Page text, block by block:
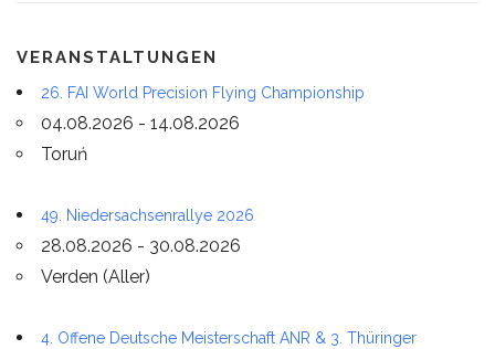
VERANSTALTUNGEN
26. FAI World Precision Flying Championship
04.08.2026 - 14.08.2026
Toruń
49. Niedersachsenrallye 2026
28.08.2026 - 30.08.2026
Verden (Aller)
4. Offene Deutsche Meisterschaft ANR & 3. Thüringer